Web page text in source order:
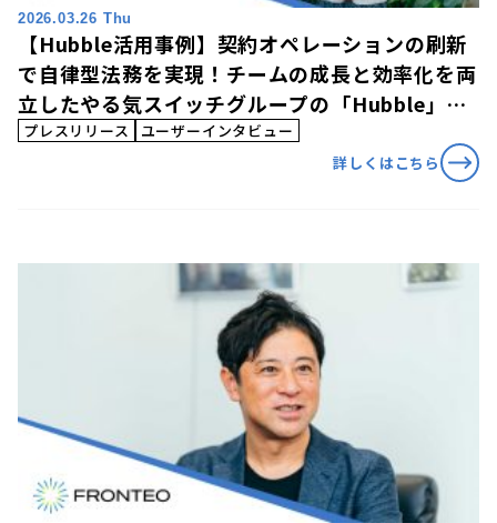
2026.03.26 Thu
【Hubble活用事例】契約オペレーションの刷新
で自律型法務を実現！チームの成長と効率化を両
立したやる気スイッチグループの「Hubble」活
用事例を公開
プレスリリース
ユーザーインタビュー
詳しくはこちら